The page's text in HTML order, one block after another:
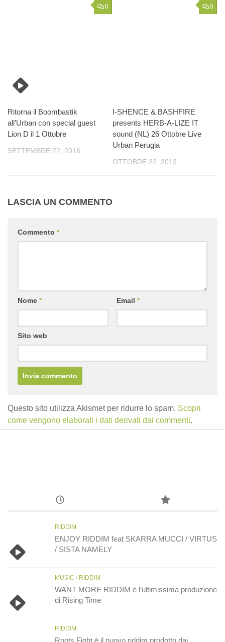
0
Ritorna il Boombastik
all’Urban con special guest
Lion D il 1 Ottobre
SETTEMBRE 22, 2016
0
I-SHENCE & BASHFIRE
presents HERB-A-LIZE IT
sound (NL) 26 Ottobre Live
Urban Perugia
OTTOBRE 22, 2013
LASCIA UN COMMENTO
Commento *
Nome * Email *
Sito web
Questo sito utilizza Akismet per ridurre lo spam. Scopri
come vengono elaborati i dati derivati dai commenti.
RIDDIM
ENJOY RIDDIM feat SKARRA MUCCI / VIRTUS
/ SISTA NAMELY
MUSIC / RIDDIM
WANT MORE RIDDIM è l’ultimissima produzione
di Rising Time
RIDDIM
Roots Fight è il nuovo riddim prodotto dai